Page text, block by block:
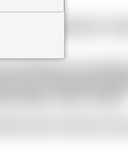
la réfrigération
l'Afrique en
préventive
NH3 , HFC et HFO.
haut niveau de